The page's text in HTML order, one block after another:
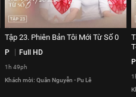
Tập 23. Phiên Bản Tôi Mới Từ Số 0
P Full HD
1h 49ph
Khách mời: Quân Nguyễn - Pu Lê
P